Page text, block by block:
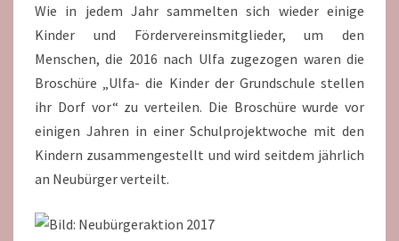
Wie in jedem Jahr sammelten sich wieder einige
Kinder und Fördervereinsmitglieder, um den
Menschen, die 2016 nach Ulfa zugezogen waren die
Broschüre „Ulfa- die Kinder der Grundschule stellen
ihr Dorf vor“ zu verteilen. Die Broschüre wurde vor
einigen Jahren in einer Schulprojektwoche mit den
Kindern zusammengestellt und wird seitdem jährlich
an Neubürger verteilt.